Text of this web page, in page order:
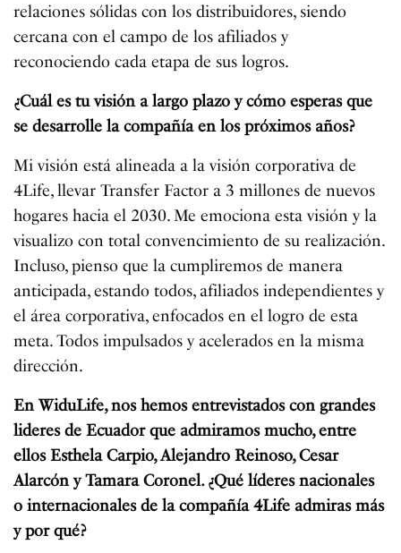
relaciones sólidas con los distribuidores, siendo
cercana con el campo de los afiliados y
reconociendo cada etapa de sus logros.
¿Cuál es tu visión a largo plazo y cómo esperas que
se desarrolle la compañía en los próximos años?
Mi visión está alineada a la visión corporativa de
4Life, llevar Transfer Factor a 3 millones de nuevos
hogares hacia el 2030. Me emociona esta visión y la
visualizo con total convencimiento de su realización.
Incluso, pienso que la cumpliremos de manera
anticipada, estando todos, afiliados independientes y
el área corporativa, enfocados en el logro de esta
meta. Todos impulsados y acelerados en la misma
dirección.
En WiduLife, nos hemos entrevistados con grandes
lideres de Ecuador que admiramos mucho, entre
ellos Esthela Carpio, Alejandro Reinoso, Cesar
Alarcón y Tamara Coronel. ¿Qué líderes nacionales
o internacionales de la compañía 4Life admiras más
y por qué?